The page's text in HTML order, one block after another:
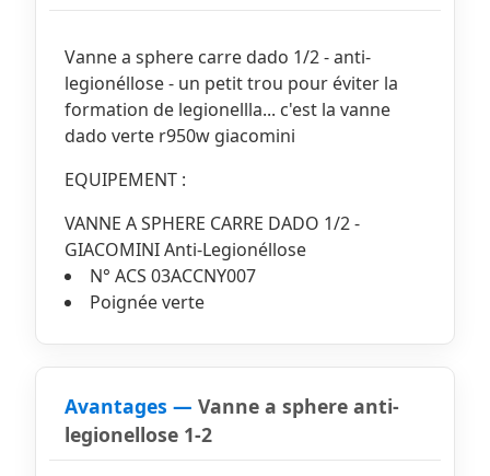
Vanne a sphere carre dado 1/2 - anti-
legionéllose - un petit trou pour éviter la
formation de legionellla... c'est la vanne
dado verte r950w giacomini
EQUIPEMENT :
VANNE A SPHERE CARRE DADO 1/2 -
GIACOMINI Anti-Legionéllose
N° ACS 03ACCNY007
Poignée verte
Avantages — Vanne a sphere anti-
legionellose 1-2